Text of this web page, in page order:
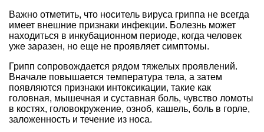
Важно отметить, что носитель вируса гриппа не всегда
имеет внешние признаки инфекции. Болезнь может
находиться в инкубационном периоде, когда человек
уже заразен, но еще не проявляет симптомы.
Грипп сопровождается рядом тяжелых проявлений.
Вначале повышается температура тела, а затем
появляются признаки интоксикации, такие как
головная, мышечная и суставная боль, чувство ломоты
в костях, головокружение, озноб, кашель, боль в горле,
заложенность и течение из носа.